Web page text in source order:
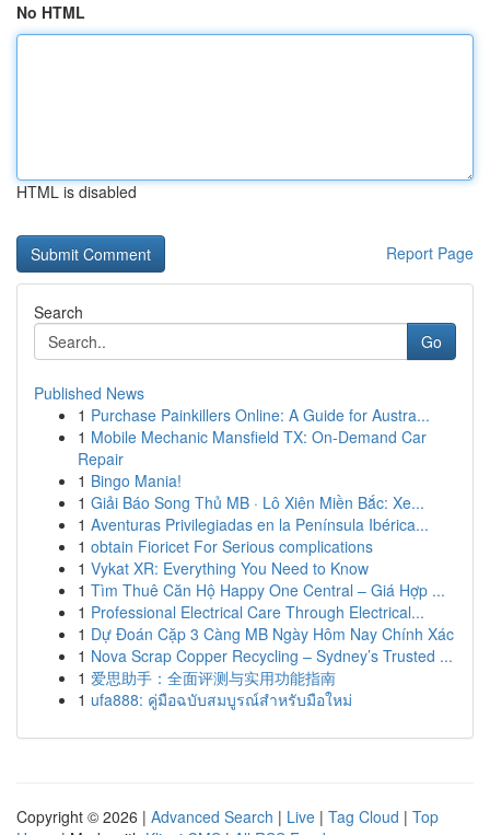
No HTML
HTML is disabled
Report Page
Search
Go
Published News
1 Purchase Painkillers Online: A Guide for Austra...
1 Mobile Mechanic Mansfield TX: On-Demand Car
Repair
1 Bingo Mania!
1 Giải Báo Song Thủ MB · Lô Xiên Miền Bắc: Xe...
1 Aventuras Privilegiadas en la Península Ibérica...
1 obtain Fioricet For Serious complications
1 Vykat XR: Everything You Need to Know
1 Tìm Thuê Căn Hộ Happy One Central – Giá Hợp ...
1 Professional Electrical Care Through Electrical...
1 Dự Đoán Cặp 3 Càng MB Ngày Hôm Nay Chính Xác
1 Nova Scrap Copper Recycling – Sydney’s Trusted ...
1 爱思助手：全面评测与实用功能指南
1 ufa888: คู่มือฉบับสมบูรณ์สำหรับมือใหม่
Copyright © 2026 | Advanced Search | Live | Tag Cloud | Top